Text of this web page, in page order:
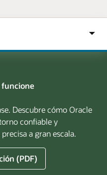
funcione
Descubre cómo Oracle
confiable y
a gran escala.
(PDF)